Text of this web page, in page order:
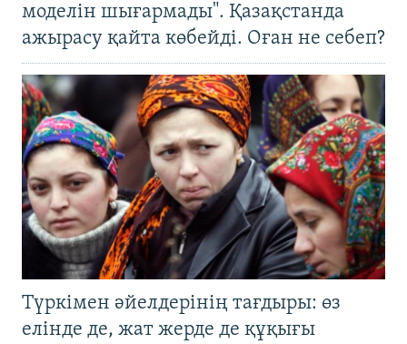
моделін шығармады". Қазақстанда
ажырасу қайта көбейді. Оған не себеп?
Түркімен әйелдерінің тағдыры: өз
елінде де, жат жерде де құқығы